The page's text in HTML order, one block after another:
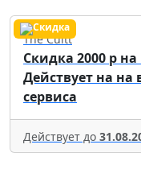
The Cultt
Скидка 2000 р на
Действует на на
сервиса
Действует до